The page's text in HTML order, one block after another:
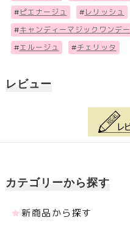
# ピエナージュ # レリッシュ
#キャンディーマジックワンデー
#エルージュ #チェリッタ
レビュー
カテゴリーから探す
新商品から探す